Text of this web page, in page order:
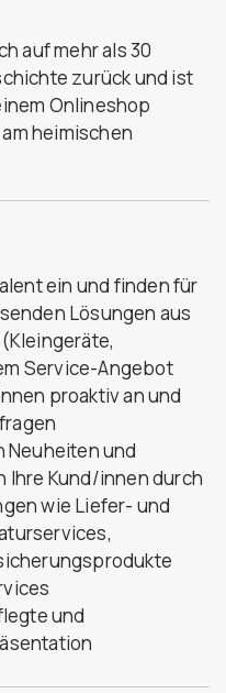
auf mehr als 30
zurück und ist
Onlineshop
heimischen
ein und finden für
Lösungen aus
Service-Angebot
proaktiv an und
Neuheiten und
Ihre Kund/innen durch
wie Liefer- und
und